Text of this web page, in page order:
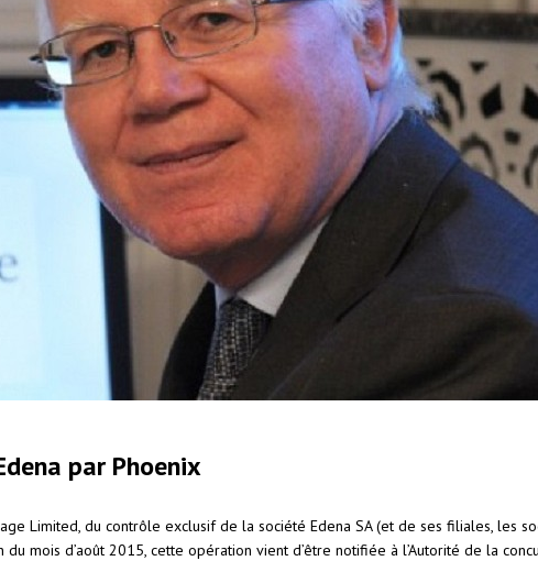
par Phoenix
Limited, du contrôle exclusif de la société Edena SA (et de ses filiales, les
mois d’août 2015, cette opération vient d’être notifiée à l’Autorité de la